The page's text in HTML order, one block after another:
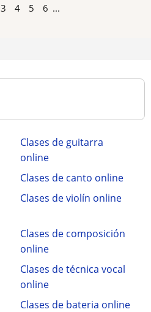
3 4 5 6 ...
Clases de guitarra
online
Clases de canto online
Clases de violín online
Clases de composición
online
Clases de técnica vocal
online
Clases de bateria online